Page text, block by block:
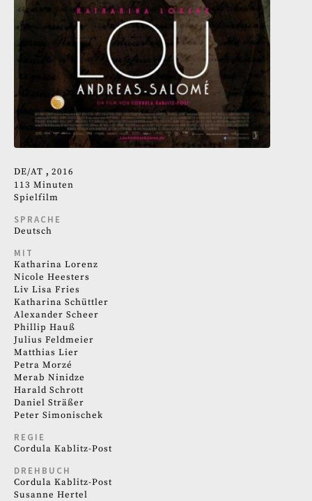
DE AT
2016
113 Minuten
Spielfilm
SPRACHE
Deutsch
MIT
Katharina Lorenz
Nicole Heesters
Liv Lisa Fries
Katharina Schüttler
Alexander Scheer
Phillip Hauß
Julius Feldmeier
Matthias Lier
Petra Morzé
Merab Ninidze
Harald Schrott
Daniel Sträßer
Peter Simonischek
REGIE
Cordula Kablitz-Post
DREHBUCH
Cordula Kablitz-Post
Susanne Hertel